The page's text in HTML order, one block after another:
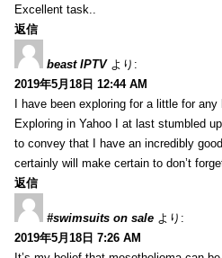
Excellent task..
返信
beast IPTV より:
2019年5月18日 12:44 AM
I have been exploring for a little for
Exploring in Yahoo I at last stumbled
to convey that I have an incredibly
certainly will make certain to don’t
返信
#swimsuits on sale より:
2019年5月18日 7:26 AM